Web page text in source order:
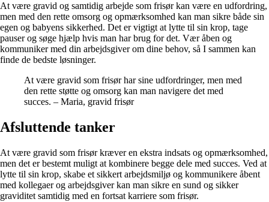
At være gravid og samtidig arbejde som frisør kan være en udfordring,
men med den rette omsorg og opmærksomhed kan man sikre både sin
egen og babyens sikkerhed. Det er vigtigt at lytte til sin krop, tage
pauser og søge hjælp hvis man har brug for det. Vær åben og
kommuniker med din arbejdsgiver om dine behov, så I sammen kan
finde de bedste løsninger.
At være gravid som frisør har sine udfordringer, men med
den rette støtte og omsorg kan man navigere det med
succes. – Maria, gravid frisør
Afsluttende tanker
At være gravid som frisør kræver en ekstra indsats og opmærksomhed,
men det er bestemt muligt at kombinere begge dele med succes. Ved at
lytte til sin krop, skabe et sikkert arbejdsmiljø og kommunikere åbent
med kollegaer og arbejdsgiver kan man sikre en sund og sikker
graviditet samtidig med en fortsat karriere som frisør.